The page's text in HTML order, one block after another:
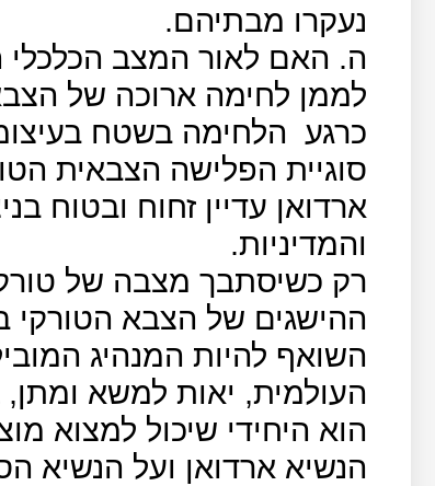
נעקרו מבתיהם.
ה. האם לאור המצב הכלכלי
לממן לחימה ארוכה של
כרגע הלחימה בשטח
סוגיית הפלישה הצבאית
ארדואן עדיין זחוח ובטוח
והמדיניות.
רק כשיסתבך מצבה של
ההישגים של הצבא הטורקי
השואף להיות המנהיג
העולמית, יאות למשא ומתן,
הוא היחידי שיכול למצוא
הנשיא ארדואן ועל הנשיא